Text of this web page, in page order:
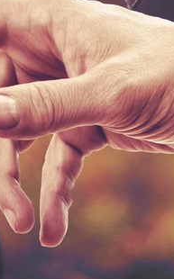
Cristiano S.
Social
la Iglesia